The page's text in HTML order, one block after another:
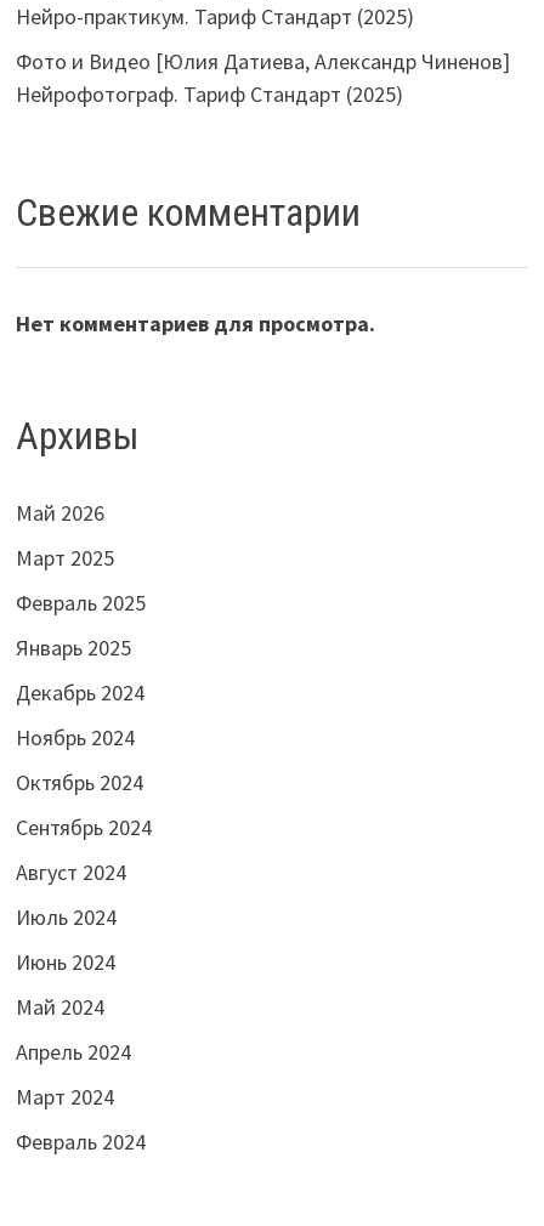
Нейро-практикум. Тариф Стандарт (2025)
Фото и Видео [Юлия Датиева, Александр Чиненов]
Нейрофотограф. Тариф Стандарт (2025)
Свежие комментарии
Нет комментариев для просмотра.
Архивы
Май 2026
Март 2025
Февраль 2025
Январь 2025
Декабрь 2024
Ноябрь 2024
Октябрь 2024
Сентябрь 2024
Август 2024
Июль 2024
Июнь 2024
Май 2024
Апрель 2024
Март 2024
Февраль 2024